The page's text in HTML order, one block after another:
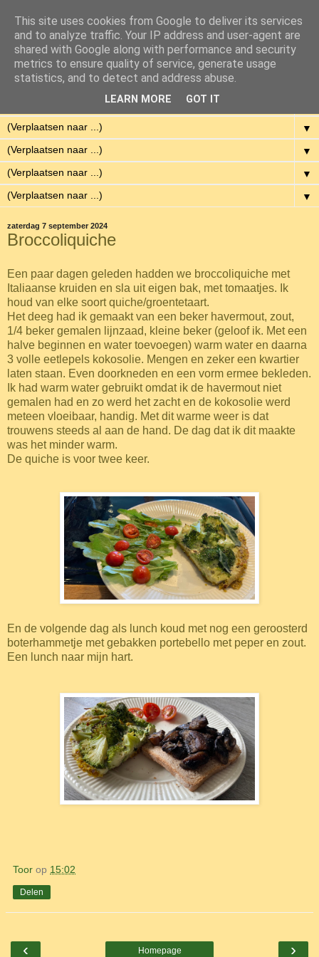
Eenvoudig Gelukkig
Met weinig middelen een hoge kwaliteit van leven hebben.
▼
▼
▼
▼
zaterdag 7 september 2024
Broccoliquiche
Een paar dagen geleden hadden we broccoliquiche met
Italiaanse kruiden en sla uit eigen bak, met tomaatjes. Ik
houd van elke soort quiche/groentetaart.
Het deeg had ik gemaakt van een beker havermout, zout,
1/4 beker gemalen lijnzaad, kleine beker (geloof ik. Met een
halve beginnen en water toevoegen) warm water en daarna
3 volle eetlepels kokosolie. Mengen en zeker een kwartier
laten staan. Even doorkneden en een vorm ermee bekleden.
Ik had warm water gebruikt omdat ik de havermout niet
gemalen had en zo werd het zacht en de kokosolie werd
meteen vloeibaar, handig. Met dit warme weer is dat
trouwens steeds al aan de hand. De dag dat ik dit maakte
was het minder warm.
De quiche is voor twee keer.
En de volgende dag als lunch koud met nog een geroosterd
boterhammetje met gebakken portebello met peper en zout.
Een lunch naar mijn hart.
Toor op 15:02
Delen
‹ ›
Homepage
This site uses cookies from Google to deliver its services
and to analyze traffic. Your IP address and user-agent are
shared with Google along with performance and security
metrics to ensure quality of service, generate usage
statistics, and to detect and address abuse.
LEARN MORE GOT IT